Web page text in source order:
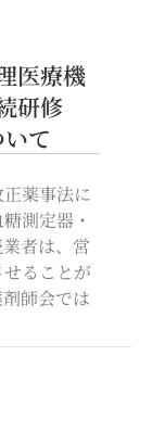
医療機
研修
て
薬事法に
測定器・
者は、営
ることが
師会では